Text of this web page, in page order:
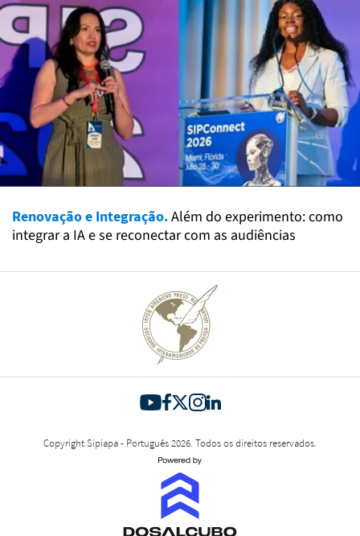
Renovação e Integração.Além do experimento: como
integrar a IA e se reconectar com as audiências
Copyright Sipiapa - Português 2026. Todos os direitos reservados.